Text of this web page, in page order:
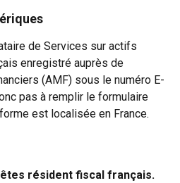
de Services sur actifs
enregistré auprès de
(AMF) sous le numéro E-
pas à remplir le formulaire
est localisée en France.
résident fiscal français.